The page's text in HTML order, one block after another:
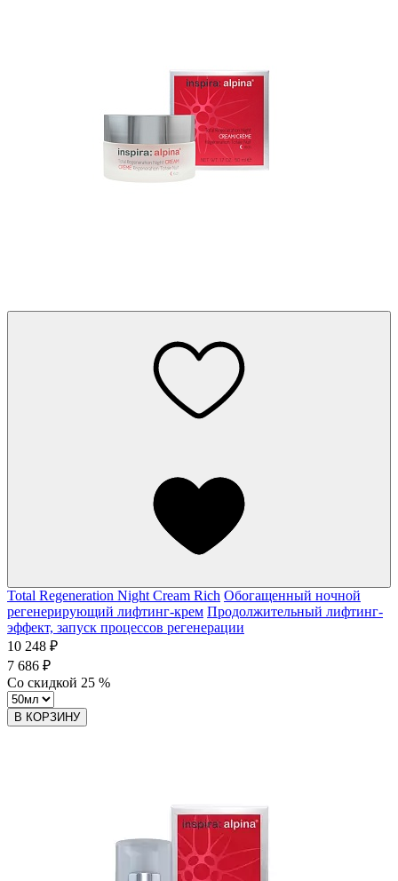
Total Regeneration Night Cream Rich Обогащенный ночной
регенерирующий лифтинг-крем Продолжительный лифтинг-
эффект, запуск процессов регенерации
10 248 ₽
7 686 ₽
Со скидкой 25 %
В КОРЗИНУ